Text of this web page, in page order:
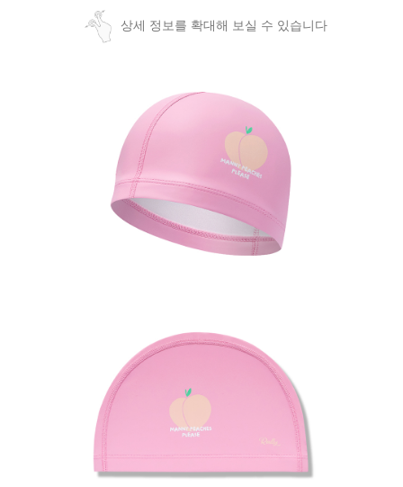
상세 정보를 확대해 보실 수 있습니다